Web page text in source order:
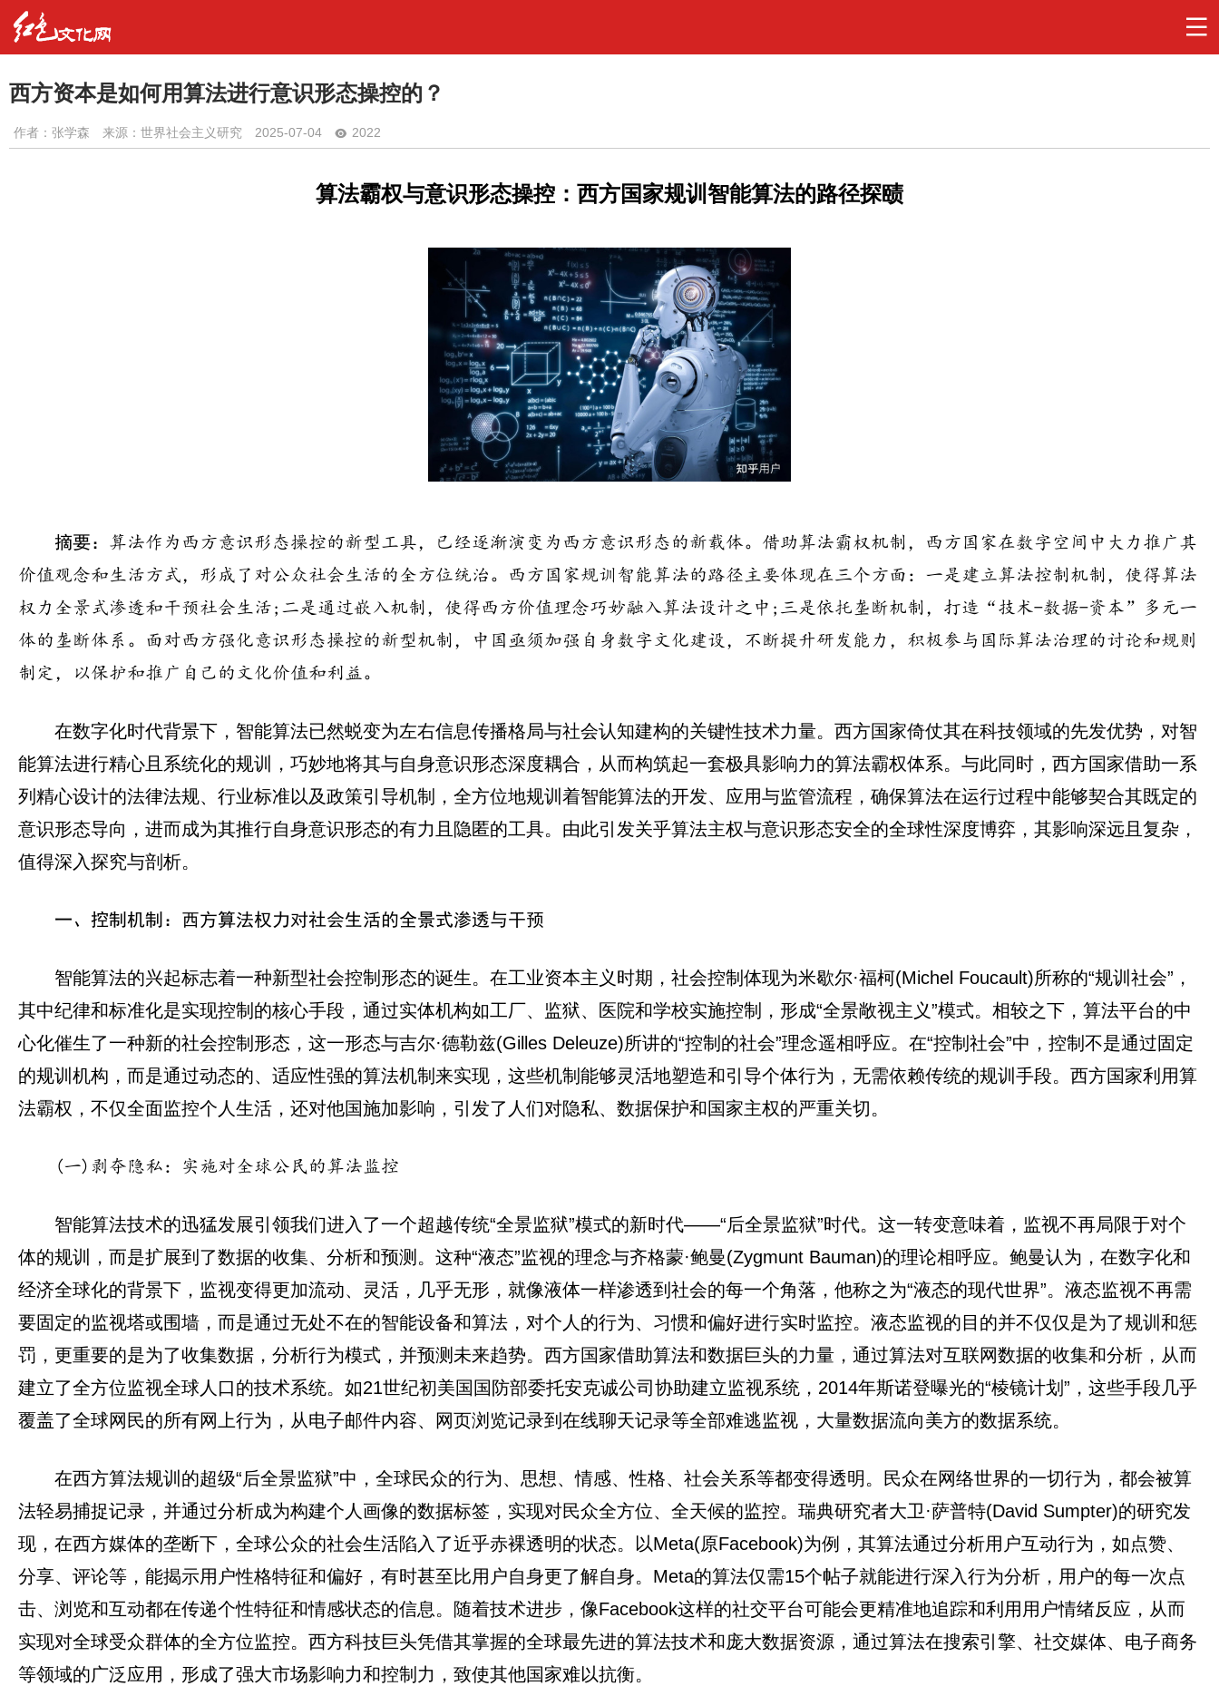
西方资本是如何用算法进行意识形态操控的？
作者： 张学森 来源：世界社会主义研究 2025-07-04 2022
算法霸权与意识形态操控：西方国家规训智能算法的路径探赜
摘要： 算法作为西方意识形态操控的新型工具，已经逐渐演变为西方意识形态的新载体。借助算法霸权机制，西方国家在数字空间中大力推广其
价值观念和生活方式，形成了对公众社会生活的全方位统治。西方国家规训智能算法的路径主要体现在三个方面：一是建立算法控制机制，使得算法
权力全景式渗透和干预社会生活;二是通过嵌入机制，使得西方价值理念巧妙融入算法设计之中;三是依托垄断机制，打造“技术-数据-资本”多元一
体的垄断体系。面对西方强化意识形态操控的新型机制，中国亟须加强自身数字文化建设，不断提升研发能力，积极参与国际算法治理的讨论和规则
制定，以保护和推广自己的文化价值和利益。
在数字化时代背景下，智能算法已然蜕变为左右信息传播格局与社会认知建构的关键性技术力量。西方国家倚仗其在科技领域的先发优势，对智
能算法进行精心且系统化的规训，巧妙地将其与自身意识形态深度耦合，从而构筑起一套极具影响力的算法霸权体系。与此同时，西方国家借助一系
列精心设计的法律法规、行业标准以及政策引导机制，全方位地规训着智能算法的开发、应用与监管流程，确保算法在运行过程中能够契合其既定的
意识形态导向，进而成为其推行自身意识形态的有力且隐匿的工具。由此引发关乎算法主权与意识形态安全的全球性深度博弈，其影响深远且复杂，
值得深入探究与剖析。
一、控制机制：西方算法权力对社会生活的全景式渗透与干预
智能算法的兴起标志着一种新型社会控制形态的诞生。在工业资本主义时期，社会控制体现为米歇尔·福柯(Michel Foucault)所称的“规训社会”，
其中纪律和标准化是实现控制的核心手段，通过实体机构如工厂、监狱、医院和学校实施控制，形成“全景敞视主义”模式。相较之下，算法平台的中
心化催生了一种新的社会控制形态，这一形态与吉尔·德勒兹(Gilles Deleuze)所讲的“控制的社会”理念遥相呼应。在“控制社会”中，控制不是通过固定
的规训机构，而是通过动态的、适应性强的算法机制来实现，这些机制能够灵活地塑造和引导个体行为，无需依赖传统的规训手段。西方国家利用算
法霸权，不仅全面监控个人生活，还对他国施加影响，引发了人们对隐私、数据保护和国家主权的严重关切。
(一)剥夺隐私：实施对全球公民的算法监控
智能算法技术的迅猛发展引领我们进入了一个超越传统“全景监狱”模式的新时代——“后全景监狱”时代。这一转变意味着，监视不再局限于对个
体的规训，而是扩展到了数据的收集、分析和预测。这种“液态”监视的理念与齐格蒙·鲍曼(Zygmunt Bauman)的理论相呼应。鲍曼认为，在数字化和
经济全球化的背景下，监视变得更加流动、灵活，几乎无形，就像液体一样渗透到社会的每一个角落，他称之为“液态的现代世界”。液态监视不再需
要固定的监视塔或围墙，而是通过无处不在的智能设备和算法，对个人的行为、习惯和偏好进行实时监控。液态监视的目的并不仅仅是为了规训和惩
罚，更重要的是为了收集数据，分析行为模式，并预测未来趋势。西方国家借助算法和数据巨头的力量，通过算法对互联网数据的收集和分析，从而
建立了全方位监视全球人口的技术系统。如21世纪初美国国防部委托安克诚公司协助建立监视系统，2014年斯诺登曝光的“棱镜计划”，这些手段几乎
覆盖了全球网民的所有网上行为，从电子邮件内容、网页浏览记录到在线聊天记录等全部难逃监视，大量数据流向美方的数据系统。
在西方算法规训的超级“后全景监狱”中，全球民众的行为、思想、情感、性格、社会关系等都变得透明。民众在网络世界的一切行为，都会被算
法轻易捕捉记录，并通过分析成为构建个人画像的数据标签，实现对民众全方位、全天候的监控。瑞典研究者大卫·萨普特(David Sumpter)的研究发
现，在西方媒体的垄断下，全球公众的社会生活陷入了近乎赤裸透明的状态。以Meta(原Facebook)为例，其算法通过分析用户互动行为，如点赞、
分享、评论等，能揭示用户性格特征和偏好，有时甚至比用户自身更了解自身。Meta的算法仅需15个帖子就能进行深入行为分析，用户的每一次点
击、浏览和互动都在传递个性特征和情感状态的信息。随着技术进步，像Facebook这样的社交平台可能会更精准地追踪和利用用户情绪反应，从而
实现对全球受众群体的全方位监控。西方科技巨头凭借其掌握的全球最先进的算法技术和庞大数据资源，通过算法在搜索引擎、社交媒体、电子商务
等领域的广泛应用，形成了强大市场影响力和控制力，致使其他国家难以抗衡。